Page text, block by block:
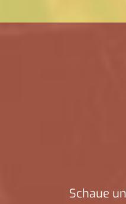
Schaue